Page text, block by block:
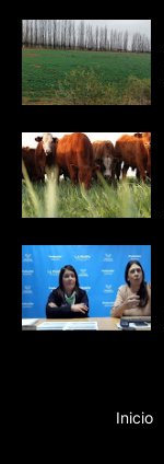
Inicio